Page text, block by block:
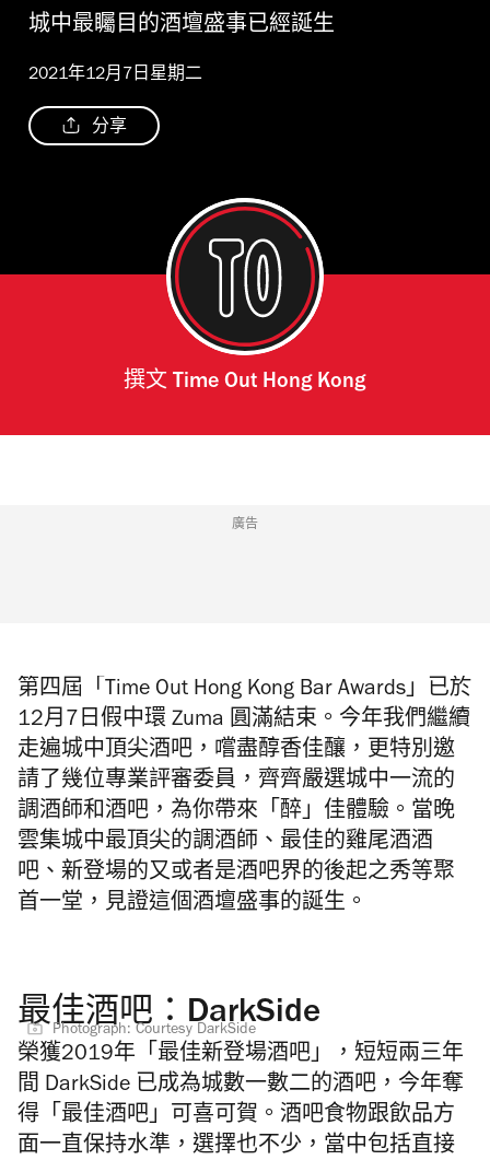
城中最矚目的酒壇盛事已經誕生
2021年12月7日星期二
分享
撰文 Time Out Hong Kong
廣告
第四屆「Time Out Hong Kong Bar Awards」已於
12月7日假中環 Zuma 圓滿結束。今年我們繼續
走遍城中頂尖酒吧，嚐盡醇香佳釀， 更特別邀
請了幾位專業評審委員，齊齊嚴選城中一流的
調酒師和酒吧，為你帶來「醉」佳體驗。當晚
雲集城中最頂尖的調酒師、最佳的雞尾酒酒
吧、新登場的又或者是酒吧界的後起之秀等聚
首一堂，見證這個酒壇盛事的誕生。
最佳酒吧：DarkSide
Photograph: Courtesy DarkSide
榮獲2019年「最佳新登場酒吧」，短短兩三年
間 DarkSide 已成為城數一數二的酒吧，今年奪
得「最佳酒吧」
可喜可賀。 酒吧食物跟飲品方
面一直保持水準，選擇也不少，當中包括直接